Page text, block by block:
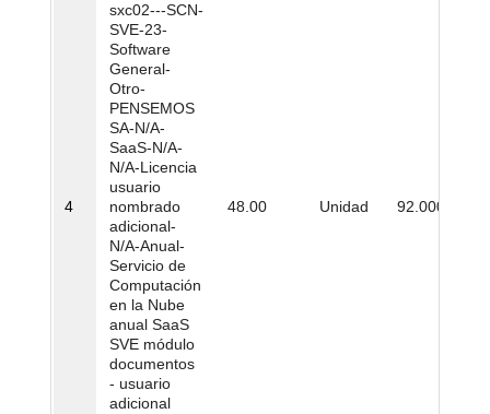
4
sxc02---SCN-
SVE-23-
Software
General-
Otro-
PENSEMOS
SA-N/A-
SaaS-N/A-
N/A-Licencia
usuario
nombrado
adicional-
N/A-Anual-
Servicio de
Computación
en la Nube
anual SaaS
SVE módulo
documentos
- usuario
adicional
48.00 Unidad 92.000,00